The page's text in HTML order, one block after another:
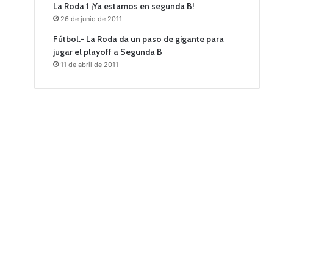
La Roda 1 ¡Ya estamos en segunda B!
26 de junio de 2011
Fútbol.- La Roda da un paso de gigante para
jugar el playoff a Segunda B
11 de abril de 2011